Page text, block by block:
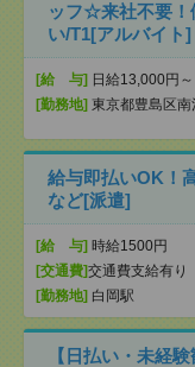
ッフ☆来社不要！
い/T1[アルバイト]
[給 与] 日給13,000円～
[勤務地] 東京都豊島区南
給与即払いOK！
など[派遣]
[給 与] 時給1500円
[交通費]交通費支給有り
[勤務地] 白岡駅
【日払い・未経